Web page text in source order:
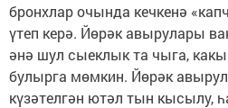
бронхлар очында кечкенә
үтеп керә. Йөрәк авырулары
әнә шул сыеклык та чыга,
булырга мөмкин. Йөрәк
күзәтелгән ютәл тын кысылу,